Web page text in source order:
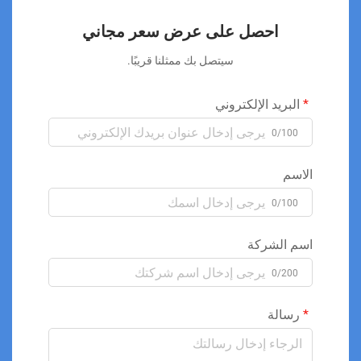
وحالات ما بعد الجراحة. تتميز هذه التقنية بأنها آمنة، وخالية من الألم،
ولا تتطلب فترة نقاهة، مما يجعلها خيارًا مثاليًا للمرضى الذين يرغبون
في تجنب الجراحة أو الأدوية القوية. بالإضافة إلى ذلك، فإن جلسات
خطط العلاج السريرية. مع تزايد الأدلة السريرية على فعاليتها، يُنظر
إلى العلاج بالليزر البارد على أنه أحد الركائز المستقبلية للطب
التداخلي منخفض الخطورة.
احصل على عرض سعر مجاني
سيتصل بك ممثلنا قريبًا.
البريد الإلكتروني
0/100
الاسم
0/100
اسم الشركة
0/200
رسالة